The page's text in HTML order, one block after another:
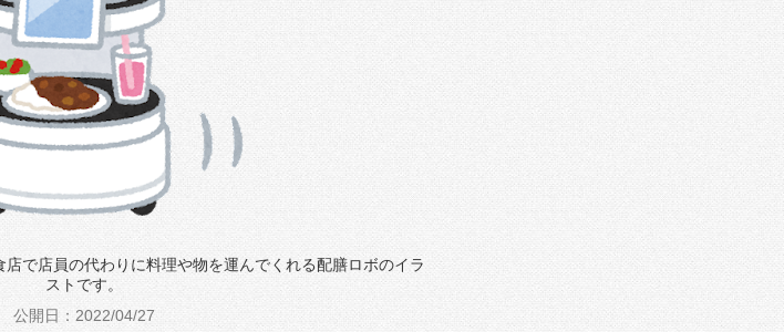
で店員の代わりに料理や物を運んでくれる配膳ロボのイラ
ストです。
公開日：2022/04/27